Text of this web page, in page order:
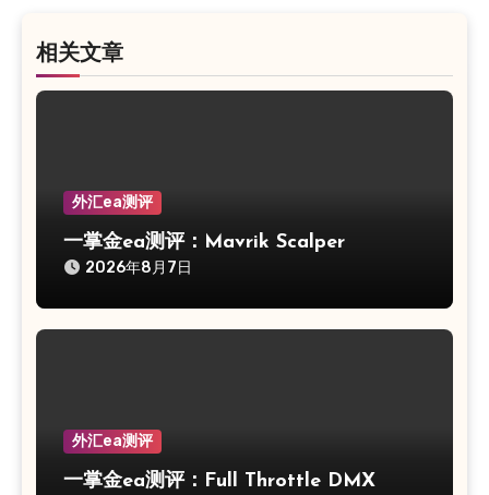
相关文章
外汇ea测评
一掌金ea测评：Mavrik Scalper
2026年8月7日
外汇ea测评
一掌金ea测评：Full Throttle DMX